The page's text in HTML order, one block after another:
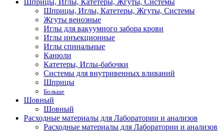
Шприцы, Иглы, Катетеры, Жгуты, Системы
Шприцы, Иглы, Катетеры, Жгуты, Системы
Жгуты венозные
Иглы для вакуумного забора крови
Иглы инъекционные
Иглы спинальные
Канюли
Катетеры, Иглы-бабочки
Системы для внутривенных вливаний
Шприцы
Больше
Шовный
Шовный
Расходные материалы для Лаборатории и анализов
Расходные материалы для Лаборатории и анализов